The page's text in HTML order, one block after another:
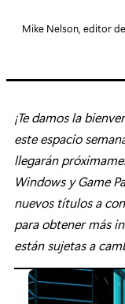
Mike Nelson, editor
¡Te damos la
este espacio
llegarán
Windows y Game
nuevos títulos a
para obtener más
están sujetas a